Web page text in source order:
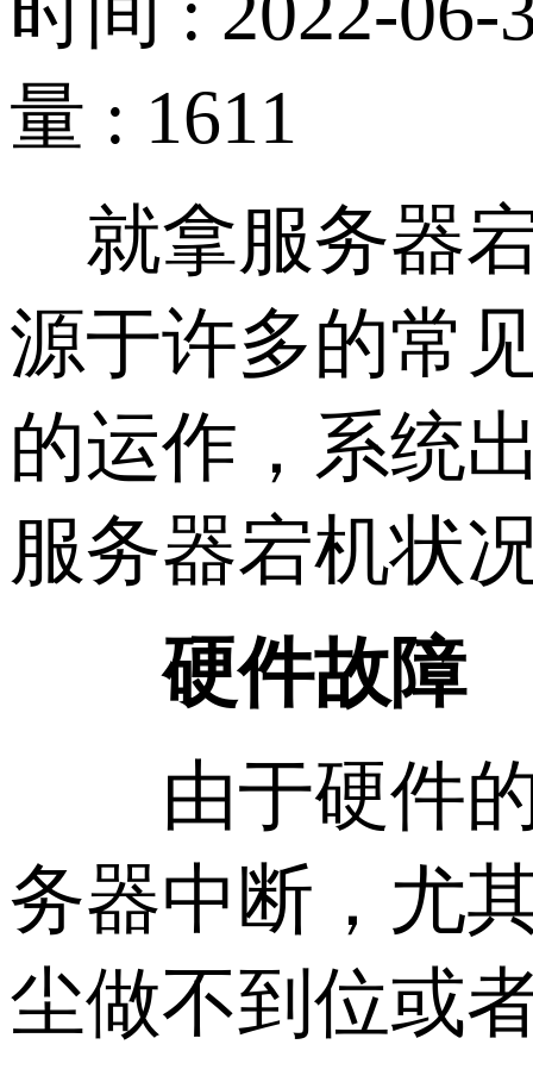
量 : 1611
就拿服务器
源于许多的常
的运作，系统
服务器宕机状
硬件故障
由于硬件的
务器中断，尤
尘做不到位或